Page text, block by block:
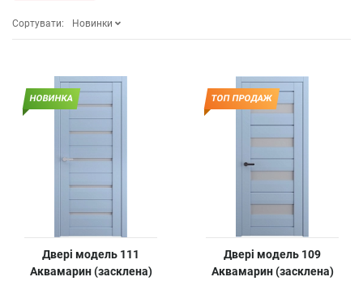
Сортувати: Новинки
НОВИНКА
Двері модель 111
Аквамарин (засклена)
ТОП ПРОДАЖ
Двері модель 109
Аквамарин (засклена)